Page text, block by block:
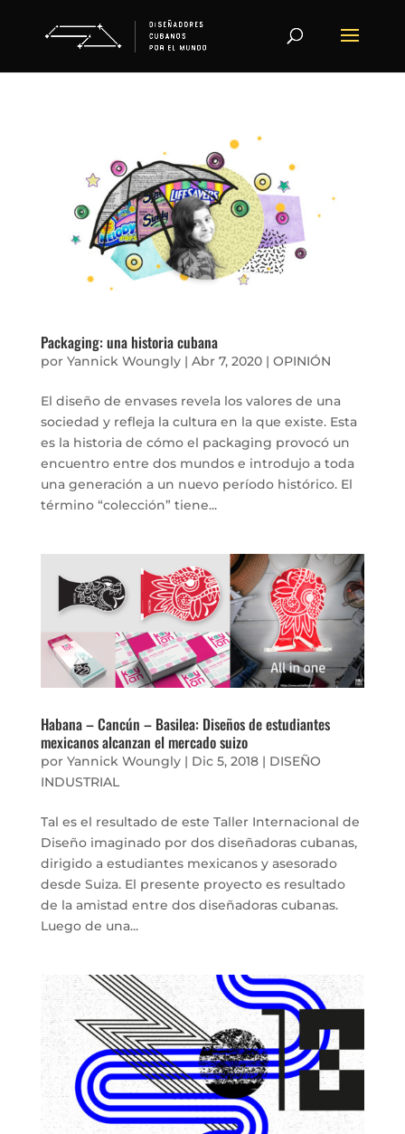
Packaging: una historia cubana
por Yannick Woungly| Abr 7, 2020| OPINIÓN
El diseño de envases revela los valores de una
sociedad y refleja la cultura en la que existe. Esta
es la historia de cómo el packaging provocó un
encuentro entre dos mundos e introdujo a toda
una generación a un nuevo período histórico. El
término “colección” tiene...
Habana – Cancún – Basilea: Diseños de estudiantes
mexicanos alcanzan el mercado suizo
por Yannick Woungly| Dic 5, 2018| DISEÑO
INDUSTRIAL
Tal es el resultado de este Taller Internacional de
Diseño imaginado por dos diseñadoras cubanas,
dirigido a estudiantes mexicanos y asesorado
desde Suiza. El presente proyecto es resultado
de la amistad entre dos diseñadoras cubanas.
Luego de una...